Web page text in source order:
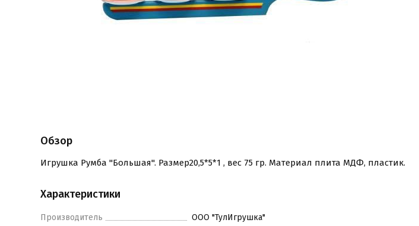
Обзор
Игрушка Румба "Большая". Размер20,5*5*1 , вес 75 гр. Материал плита МДФ, пластик.
Характеристики
Производитель
ООО "ТулИгрушка"